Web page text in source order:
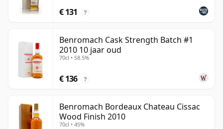
€ 131 ?
Benromach Cask Strength Batch #1
2010 10 jaar oud
70cl • 58.5%
€ 136 ?
Benromach Bordeaux Chateau Cissac
Wood Finish 2010
70cl • 45%